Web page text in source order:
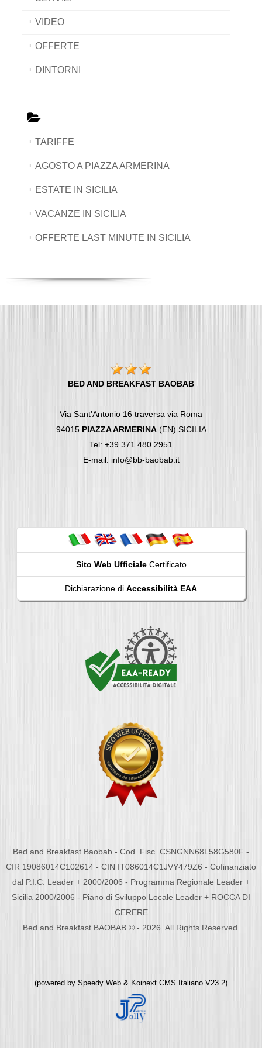
VIDEO
OFFERTE
DINTORNI
TARIFFE
AGOSTO A PIAZZA ARMERINA
ESTATE IN SICILIA
VACANZE IN SICILIA
OFFERTE LAST MINUTE IN SICILIA
BED AND BREAKFAST BAOBAB
Via Sant'Antonio 16 traversa via Roma
94015 PIAZZA ARMERINA(EN) SICILIA
Tel: +39 371 480 2951
E-mail: info@bb-baobab.it
Sito Web UfficialeCertificato
Dichiarazione di Accessibilità EAA
Bed and Breakfast Baobab - Cod. Fisc. CSNGNN68L58G580F -
CIR 19086014C102614 - CIN IT086014C1JVY479Z6 - Cofinanziato
dal P.I.C. Leader + 2000/2006 - Programma Regionale Leader +
Sicilia 2000/2006 - Piano di Sviluppo Locale Leader + ROCCA DI
CERERE
Bed and Breakfast BAOBAB © - 2026. All Rights Reserved.
(powered by Speedy Web & Koinext CMS Italiano V23.2)